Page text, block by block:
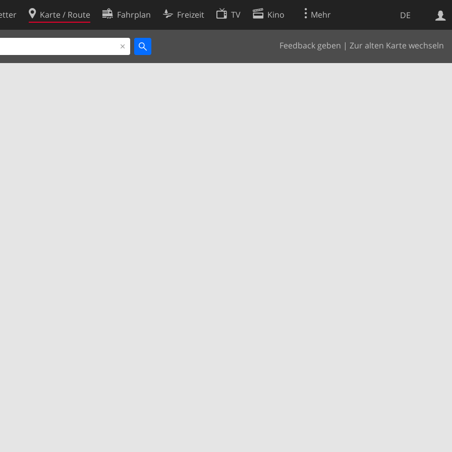
DE
Karte / Route Fahrplan Freizeit TV Kino Mehr
Feedback geben | Zur alten Karte wechseln
Websuche
Cookie-Richtlinie
Cookie-Einstellungen